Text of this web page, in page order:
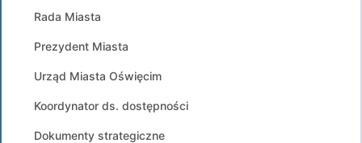
Rada Miasta
Prezydent Miasta
Urząd Miasta Oświęcim
Koordynator ds. dostępności
Dokumenty strategiczne